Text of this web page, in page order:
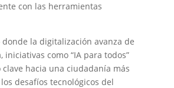
con las herramientas
donde la digitalización avanza de
iniciativas como “IA para todos”
hacia una ciudadanía más
desafíos tecnológicos del